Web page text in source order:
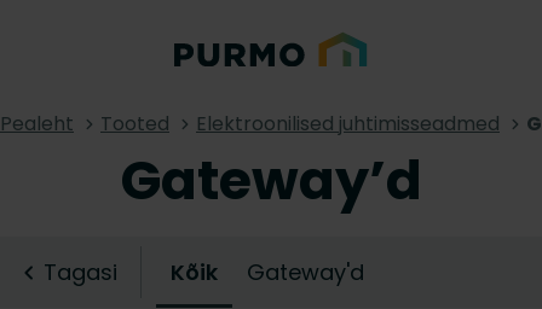
Pealeht Tooted Elektroonilised juhtimisseadmed
Gateway’d
Tagasi Kõik Gateway'd